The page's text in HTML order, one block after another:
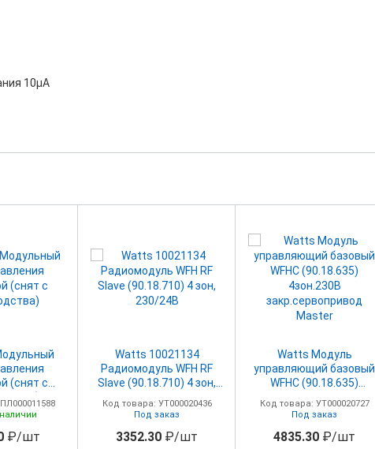
10µA
(снят с
₽/шт
Watts 10021134
Радиомодуль WFH RF
Slave (90.18.710) 4 зон,
Код товара: УТ000020436
Под заказ
3352.30 ₽/шт
Watts Модуль
управляющий базовый
WFHC (90.18.635)
закр.сервопривод
Код товара: УТ000020727
Под заказ
4835.30 ₽/шт